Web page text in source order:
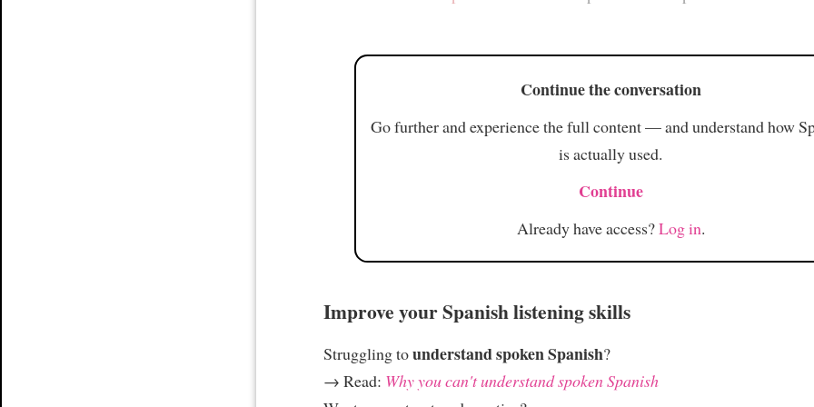
Continue the conversation
Go further and experience the full content — and understand how
is actually used.
Continue
Already have access?Log in.
Improve your Spanish listening skills
Struggling tounderstand spoken Spanish?
→ Read: Why you can't understand spoken Spanish